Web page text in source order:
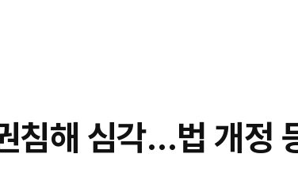
침해 심각…법 개정